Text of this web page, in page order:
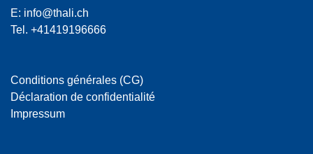
E: info@thali.ch
Tel. +41419196666
Conditions générales (CG)
Déclaration de confidentialité
Impressum